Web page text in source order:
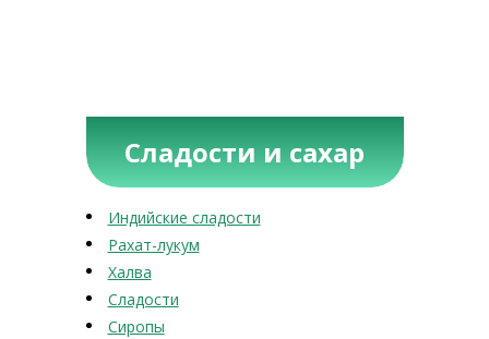
Сладости и сахар
Индийские сладости
Рахат-лукум
Халва
Сладости
Сиропы